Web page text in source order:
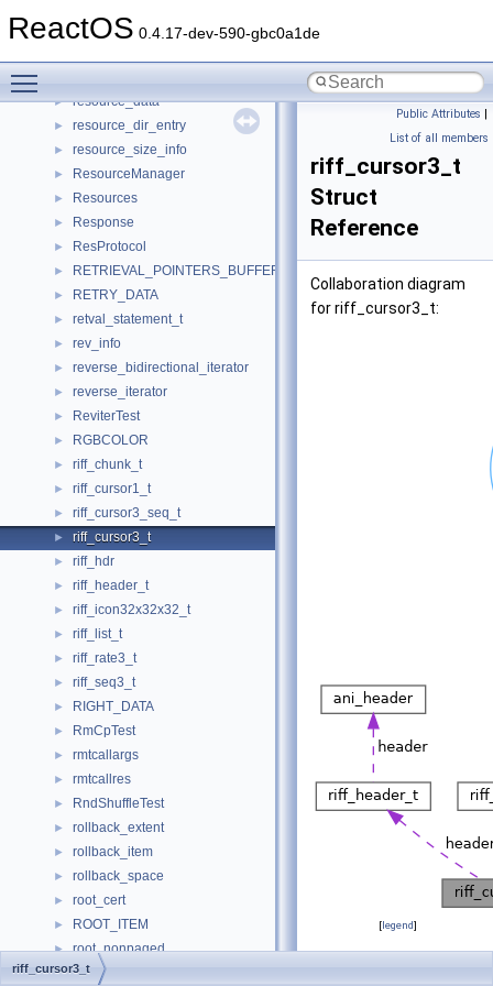
ReactOS 0.4.17-dev-590-gbc0a1de
► RESOURCE
► resource_data
► resource_dir_entry
► resource_size_info
► ResourceManager
► Resources
► Response
► ResProtocol
► RETRIEVAL_POINTERS_BUFFER
► RETRY_DATA
► retval_statement_t
► rev_info
► reverse_bidirectional_iterator
► reverse_iterator
► ReviterTest
► RGBCOLOR
► riff_chunk_t
► riff_cursor1_t
► riff_cursor3_seq_t
► riff_cursor3_t
► riff_hdr
► riff_header_t
► riff_icon32x32x32_t
► riff_list_t
► riff_rate3_t
► riff_seq3_t
► RIGHT_DATA
► RmCpTest
► rmtcallargs
► rmtcallres
► RndShuffleTest
► rollback_extent
► rollback_item
► rollback_space
► root_cert
► ROOT_ITEM
► root_nonpaged
► ROOT_REF
Public Attributes |
List of all members
riff_cursor3_t
Struct
Reference
Collaboration diagram
for riff_cursor3_t:
[legend]
riff_cursor3_t